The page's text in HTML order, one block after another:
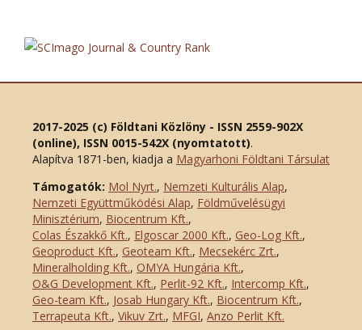
2017-2025 (c) Földtani Közlöny - ISSN 2559-902X
(online), ISSN 0015-542X (nyomtatott).
Alapítva 1871-ben, kiadja a Magyarhoni Földtani Társulat
Támogatók: Mol Nyrt., Nemzeti Kulturális Alap,
Nemzeti Együttműködési Alap, Földművelésügyi
Minisztérium, Biocentrum Kft.,
Colas Északkő Kft., Elgoscar 2000 Kft., Geo-Log Kft.,
Geoproduct Kft., Geoteam Kft., Mecsekérc Zrt.,
Mineralholding Kft., OMYA Hungária Kft.,
O&G Development Kft., Perlit-92 Kft., Intercomp Kft.,
Geo-team Kft., Josab Hungary Kft., Biocentrum Kft.,
Terrapeuta Kft., Vikuv Zrt., MFGI, Anzo Perlit Kft.